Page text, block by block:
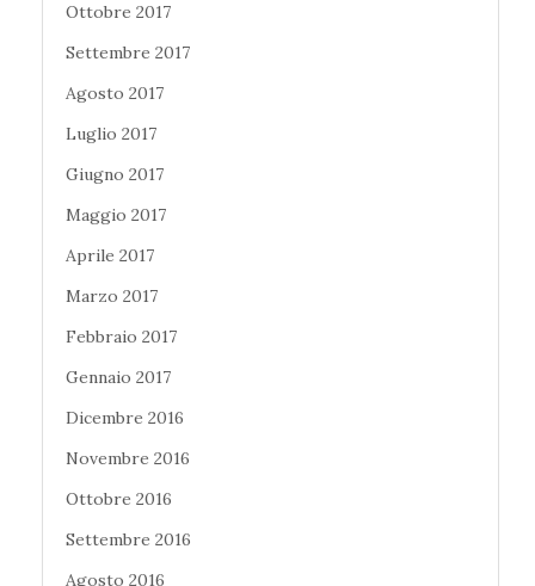
Ottobre 2017
Settembre 2017
Agosto 2017
Luglio 2017
Giugno 2017
Maggio 2017
Aprile 2017
Marzo 2017
Febbraio 2017
Gennaio 2017
Dicembre 2016
Novembre 2016
Ottobre 2016
Settembre 2016
Agosto 2016